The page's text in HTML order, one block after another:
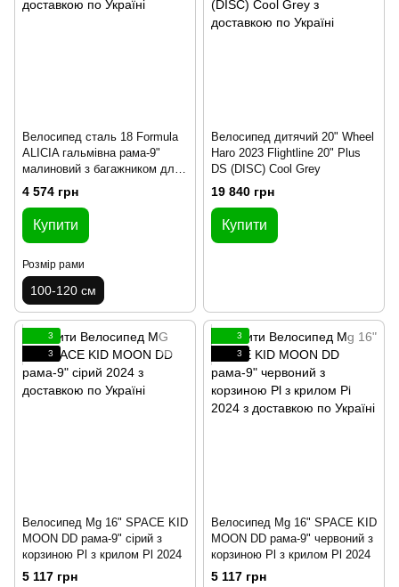
Велосипед сталь 18 Formula
ALICIA гальмівна рама-9"
малиновий з багажником для
ляльок з корзиною Pl
4 574 грн
Купити
Розмір рами
100-120 см
Велосипед дитячий 20" Wheel
Haro 2023 Flightline 20" Plus
DS (DISC) Cool Grey
19 840 грн
Купити
3
3
Велосипед Mg 16" SPACE KID
MOON DD рама-9" сірий з
корзиною Pl з крилом Pl 2024
5 117 грн
3
3
Велосипед Mg 16" SPACE KID
MOON DD рама-9" червоний з
корзиною Pl з крилом Pl 2024
5 117 грн